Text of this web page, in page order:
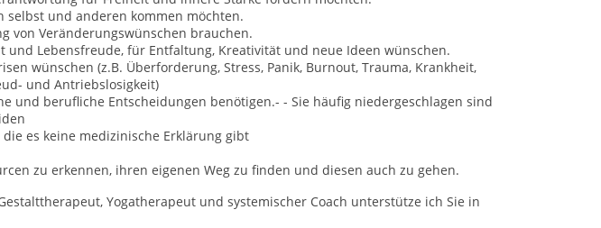
selbst und anderen kommen möchten.
von Veränderungswünschen brauchen.
und Lebensfreude, für Entfaltung, Kreativität und neue Ideen wünschen.
wünschen (z.B. Überforderung, Stress, Panik, Burnout, Trauma, Krankheit,
und Antriebslosigkeit)
und berufliche Entscheidungen benötigen.- - Sie häufig niedergeschlagen sind
es keine medizinische Erklärung gibt
zu erkennen, ihren eigenen Weg zu finden und diesen auch zu gehen.
Yogatherapeut und systemischer Coach unterstütze ich Sie in